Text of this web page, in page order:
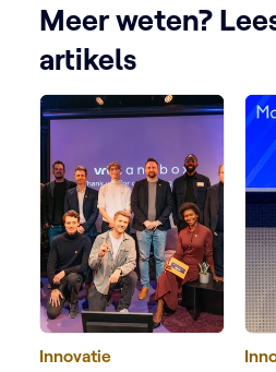
Meer weten?
artikels
Innovatie